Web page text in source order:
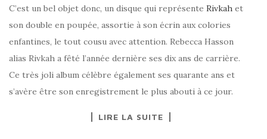
C’est un bel objet donc, un disque qui représente Rivkah et
son double en poupée, assortie à son écrin aux colories
enfantines, le tout cousu avec attention. Rebecca Hasson
alias Rivkah a fêté l’année dernière ses dix ans de carrière.
Ce très joli album célèbre également ses quarante ans et
s’avère être son enregistrement le plus abouti à ce jour.
LIRE LA SUITE